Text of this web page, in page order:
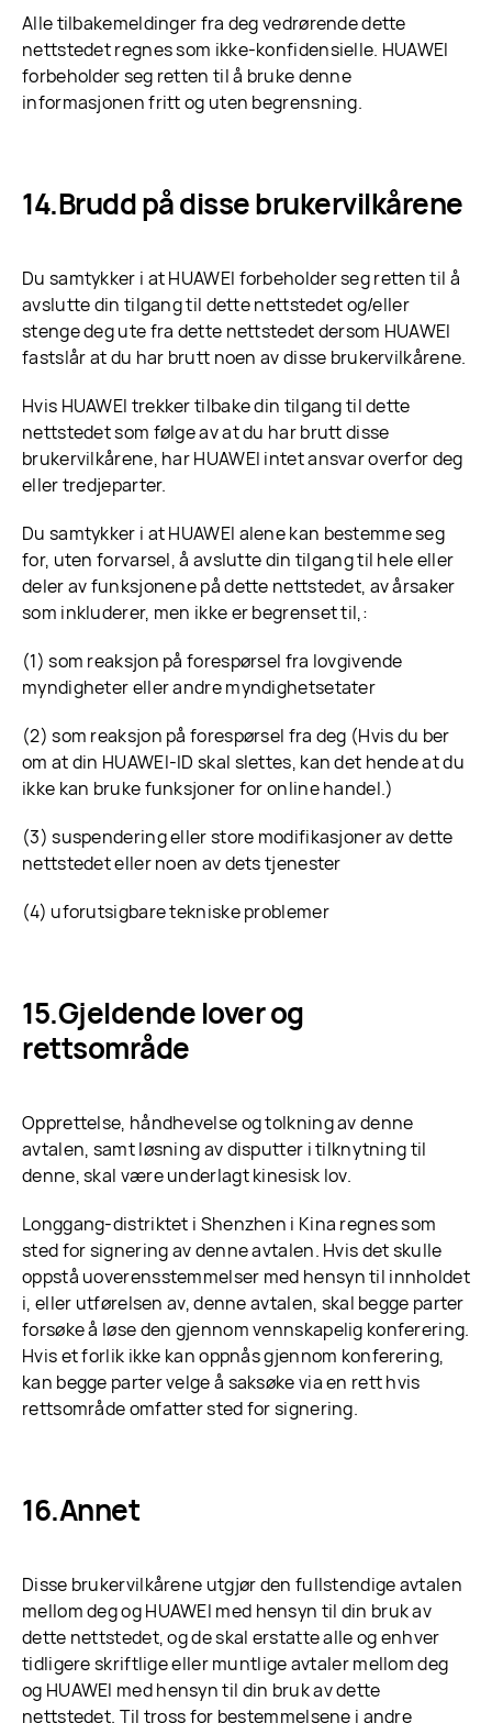
Alle tilbakemeldinger fra deg vedrørende dette
nettstedet regnes som ikke-konfidensielle. HUAWEI
forbeholder seg retten til å bruke denne
informasjonen fritt og uten begrensning.
Brudd på disse brukervilkårene
Du samtykker i at HUAWEI forbeholder seg retten til å
avslutte din tilgang til dette nettstedet og/eller
stenge deg ute fra dette nettstedet dersom HUAWEI
fastslår at du har brutt noen av disse brukervilkårene.
Hvis HUAWEI trekker tilbake din tilgang til dette
nettstedet som følge av at du har brutt disse
brukervilkårene, har HUAWEI intet ansvar overfor deg
eller tredjeparter.
Du samtykker i at HUAWEI alene kan bestemme seg
for, uten forvarsel, å avslutte din tilgang til hele eller
deler av funksjonene på dette nettstedet, av årsaker
som inkluderer, men ikke er begrenset til,:
(1) som reaksjon på forespørsel fra lovgivende
myndigheter eller andre myndighetsetater
(2) som reaksjon på forespørsel fra deg (Hvis du ber
om at din HUAWEI-ID skal slettes, kan det hende at du
ikke kan bruke funksjoner for online handel.)
(3) suspendering eller store modifikasjoner av dette
nettstedet eller noen av dets tjenester
(4) uforutsigbare tekniske problemer
Gjeldende lover og
rettsområde
Opprettelse, håndhevelse og tolkning av denne
avtalen, samt løsning av disputter i tilknytning til
denne, skal være underlagt kinesisk lov.
Longgang-distriktet i Shenzhen i Kina regnes som
sted for signering av denne avtalen. Hvis det skulle
oppstå uoverensstemmelser med hensyn til innholdet
i, eller utførelsen av, denne avtalen, skal begge parter
forsøke å løse den gjennom vennskapelig konferering.
Hvis et forlik ikke kan oppnås gjennom konferering,
kan begge parter velge å saksøke via en rett hvis
rettsområde omfatter sted for signering.
Annet
Disse brukervilkårene utgjør den fullstendige avtalen
mellom deg og HUAWEI med hensyn til din bruk av
dette nettstedet, og de skal erstatte alle og enhver
tidligere skriftlige eller muntlige avtaler mellom deg
og HUAWEI med hensyn til din bruk av dette
nettstedet. Til tross for bestemmelsene i andre